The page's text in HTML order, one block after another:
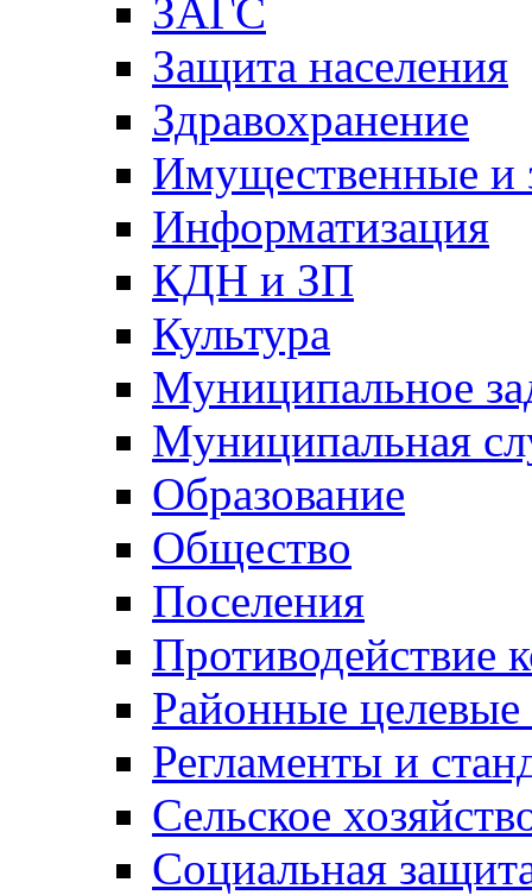
ЗАГС
Защита населения
Здравохранение
Имущественные и
Информатизация
КДН и ЗП
Культура
Муниципальное
Муниципальная
Образование
Общество
Поселения
Противодействие
Районные
Регламенты и
Сельское
Социальная